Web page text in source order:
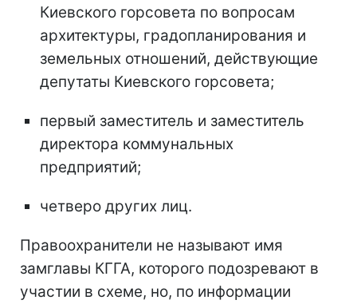
Киевского горсовета по вопросам
архитектуры, градопланирования и
земельных отношений, действующие
депутаты Киевского горсовета;
первый заместитель и заместитель
директора коммунальных
предприятий;
четверо других лиц.
Правоохранители не называют имя
замглавы КГГА, которого подозревают в
участии в схеме, но, по информации